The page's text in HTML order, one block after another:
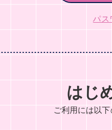
パス
はじ
ご利用には以